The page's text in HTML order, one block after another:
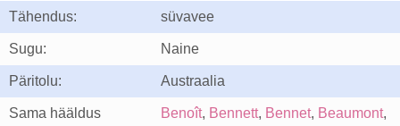
Tähendus: süvavee
Sugu: Naine
Päritolu: Austraalia
Sama hääldus
Benoît, Bennett, Bennet, Beaumont,